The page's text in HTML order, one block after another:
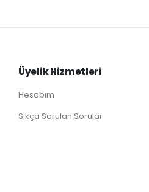
Üyelik Hizmetleri
Hesabım
Sıkça Sorulan Sorular